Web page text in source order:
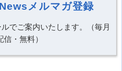
メルマガ登録
でご案内いたします。（毎月
信・無料）